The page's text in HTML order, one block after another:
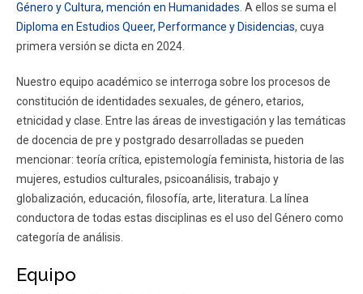
Género y Cultura, mención en Humanidades . A ellos se suma el
Diploma en Estudios Queer, Performance y Disidencias, cuya
primera versión se dicta en 2024.
Nuestro equipo académico se interroga sobre los procesos de
constitución de identidades sexuales, de género, etarios,
etnicidad y clase. Entre las áreas de investigación y las temáticas
de docencia de pre y postgrado desarrolladas se pueden
mencionar: teoría crítica, epistemología feminista, historia de las
mujeres, estudios culturales, psicoanálisis, trabajo y
globalización, educación, filosofía, arte, literatura. La línea
conductora de todas estas disciplinas es el uso del Género como
categoría de análisis.
Equipo